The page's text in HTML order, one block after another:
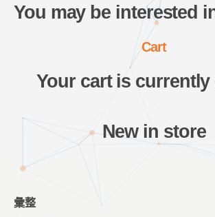
You may be interested
Cart
Your cart is currently
New in store
彙整